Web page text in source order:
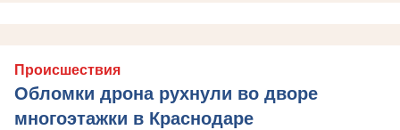
Происшествия
Обломки дрона рухнули во дворе
многоэтажки в Краснодаре